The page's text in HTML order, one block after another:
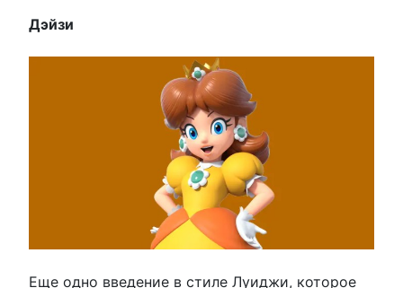
Дэйзи
Еще одно введение в стиле Луиджи, которое